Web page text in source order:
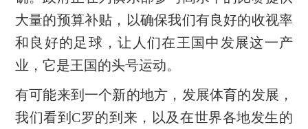
大量的预算补贴，以确保我们有良好的收视率
和良好的足球，让人们在王国中发展这一产
业，它是王国的头号运动。
有可能来到一个新的地方，发展体育的发展，
我们看到C罗的到来，以及在世界各地发生的